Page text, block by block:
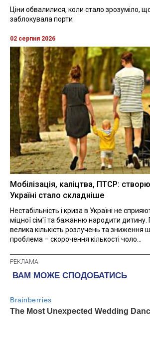
Ціни обвалилися, коли стало зрозуміло,
заблокувала порти
02 серпня 2026
Мобілізація, каліцтва, ПТСР:
Україні стало складніше
Нестабільність і криза в Україні не
міцної сім'ї та бажанню народити дитину.
велика кількість розлучень та зниження
проблема – скорочення кількості чоло...